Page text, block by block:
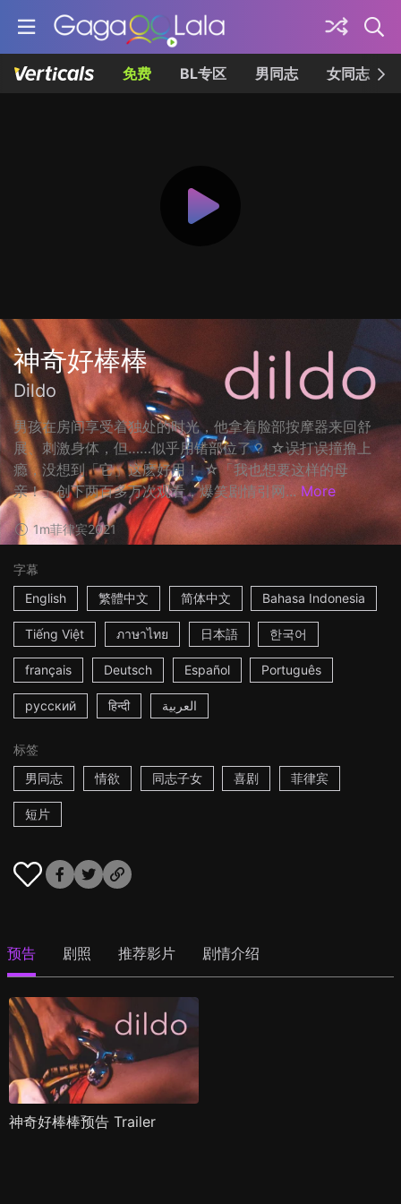
免费 BL专区 男同志 女同志
神奇好棒棒
Dildo
男孩在房间享受着独处的时光，他拿着脸部按摩器来回舒
展、刺激身体，但……似乎用错部位了？ ☆误打误撞撸上
瘾，没想到「它」这麽好用！ ☆「我也想要这样的母
亲！」创下两百多万次观看，爆笑剧情引网... More
1m菲律宾2021
字幕
English
繁體中文 简体中文 Bahasa Indonesia
Tiếng Việt ภาษาไทย 日本語 한국어
français Deutsch Español Português
русский हिन्दी العربية
标签
男同志
情欲 同志子女 喜剧 菲律宾
短片
预告 剧照 推荐影片 剧情介绍
神奇好棒棒预告 Trailer